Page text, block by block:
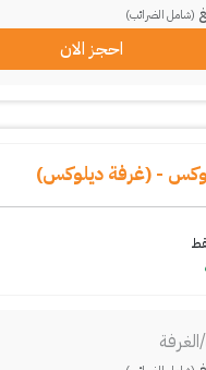
(شامل الضرائب)
احجز الان
- (غرفة ديلوكس)
/الغرفة